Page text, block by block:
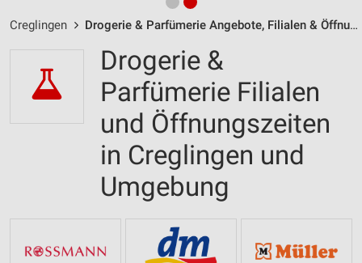
Creglingen Drogerie & Parfümerie Angebote, Filialen & Öffnungszeiten
Drogerie &
Parfümerie Filialen
und Öffnungszeiten
in Creglingen und
Umgebung